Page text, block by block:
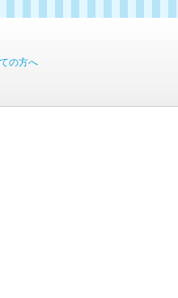
の方へ